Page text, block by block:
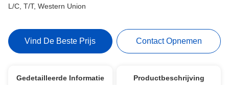
L/C, T/T, Western Union
Vind De Beste Prijs Contact Opnemen
Gedetailleerde Informatie Productbeschrijving